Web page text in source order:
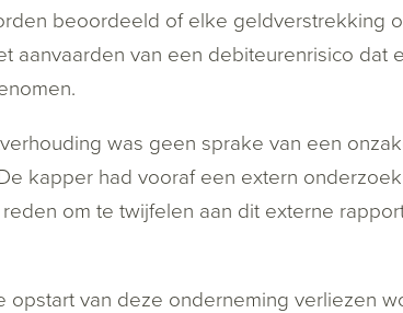
beoordeeld of elke geldverstrekking
aanvaarden van een debiteurenrisico dat
was geen sprake van een
kapper had vooraf een extern
om te twijfelen aan dit externe
van deze onderneming verliezen